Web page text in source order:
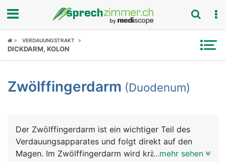
Fokus
Symptome
News
VERDAUUNGSTRAKT
DICKDARM, KOLON
Zwölffingerdarm (Duodenum)
Der Zwölffingerdarm ist ein wichtiger Teil des
Verdauungsapparates und folgt direkt auf den
Magen. Im Zwölffingerdarm wird kräftig...mehr sehen